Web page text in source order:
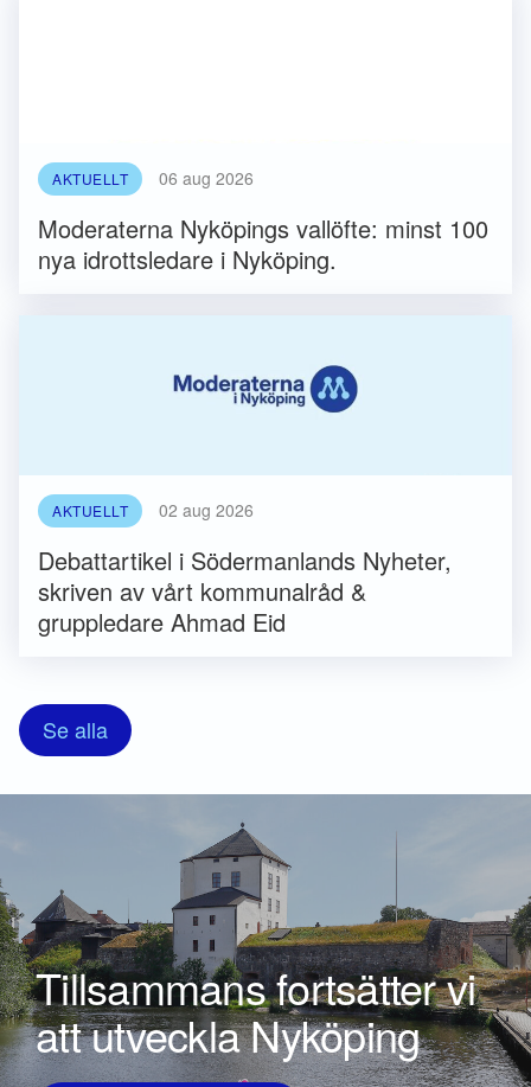
AKTUELLT 06 aug 2026
Moderaterna Nyköpings vallöfte: minst 100
nya idrottsledare i Nyköping.
AKTUELLT 02 aug 2026
Debattartikel i Södermanlands Nyheter,
skriven av vårt kommunalråd &
gruppledare Ahmad Eid
Se alla
Tillsammans fortsätter vi
att utveckla Nyköping